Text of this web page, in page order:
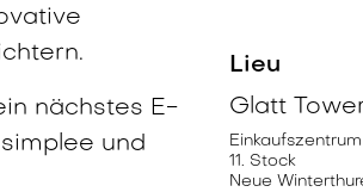
nächstes E-
und
Lieu
Glatt
11. Stock
Neue